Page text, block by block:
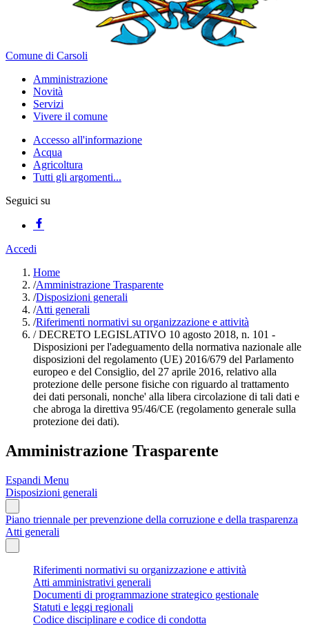
Comune di Carsoli
Amministrazione
Novità
Servizi
Vivere il comune
Accesso all'informazione
Acqua
Agricoltura
Tutti gli argomenti...
Seguici su
Accedi
Home
/Amministrazione Trasparente
/Disposizioni generali
/Atti generali
/Riferimenti normativi su organizzazione e attività
/DECRETO LEGISLATIVO 10 agosto 2018, n. 101 -
Disposizioni per l'adeguamento della normativa nazionale alle
disposizioni del regolamento (UE) 2016/679 del Parlamento
europeo e del Consiglio, del 27 aprile 2016, relativo alla
protezione delle persone fisiche con riguardo al trattamento
dei dati personali, nonche' alla libera circolazione di tali dati e
che abroga la direttiva 95/46/CE (regolamento generale sulla
protezione dei dati).
Amministrazione Trasparente
Espandi Menu
Disposizioni generali
Piano triennale per prevenzione della corruzione e della trasparenza
Atti generali
Riferimenti normativi su organizzazione e attività
Atti amministrativi generali
Documenti di programmazione strategico gestionale
Statuti e leggi regionali
Codice disciplinare e codice di condotta